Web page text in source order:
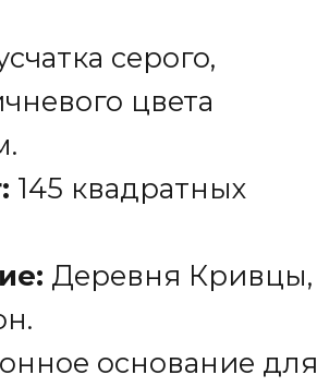
серого,
цвета
145 квадратных
Деревня Кривцы,
основание для